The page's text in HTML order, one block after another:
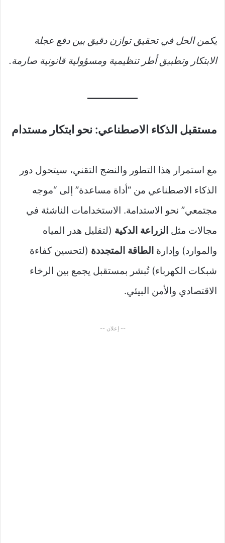
يكمن الحل في تحقيق توازن دقيق بين دفع عجلة
الابتكار وتطبيق أطر تنظيمية ومسؤولية قانونية صارمة.
مستقبل الذكاء الاصطناعي: نحو ابتكار مستدام
مع استمرار هذا التطور والنضج التقني، سيتحول دور
الذكاء الاصطناعي من “أداة مساعدة” إلى “موجه
مجتمعي” نحو الاستدامة. الاستخدامات الناشئة في
مجالات مثل الزراعة الدكية (لتقليل هدر المياه
والموارد) وإدارة الطاقة المتجددة (لتحسين كفاءة
شبكات الكهرباء) تُبشر بمستقبل يجمع بين الرخاء
الاقتصادي والأمن البيئي.
-- إعلان --